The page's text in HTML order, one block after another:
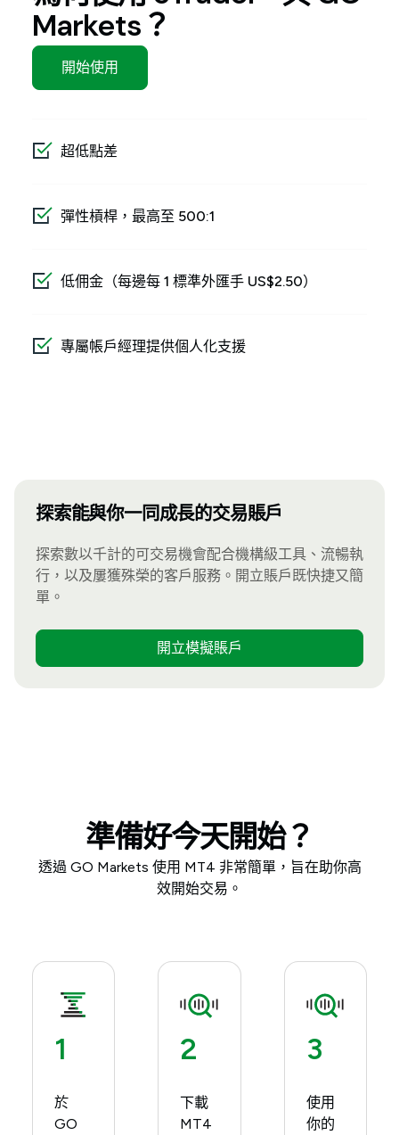
Markets？
開始使用
超低點差
彈性槓桿，最高至 500:1
低佣金（每邊每 1 標準外匯手 US$2.50）
專屬帳戶經理提供個人化支援
探索能與你一同成長的交易賬戶
探索數以千計的可交易機會配合機構級工具、流暢執
行，以及屢獲殊榮的客戶服務。開立賬戶既快捷又簡
單。
開立模擬賬戶
準備好今天開始？
透過 GO Markets 使用 MT4 非常簡單，旨在助你高
效開始交易。
1
於
GO
2
下載
MT4
3
使用
你的